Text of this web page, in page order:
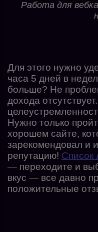
Работа для
Для этого нужно
часа 5 дней в
больше? Не
дохода
Нужно только
хорошем сайте,
зарекомендовал и
репутацию! Список
— переходите и
вкус — все давно
положительные